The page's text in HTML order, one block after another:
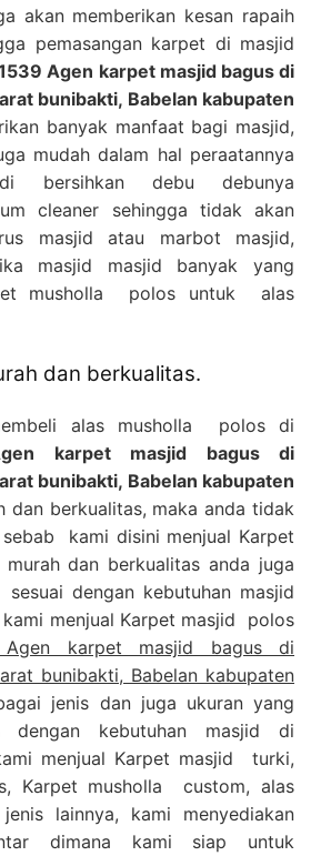
akan memberikan kesan rapaih
pemasangan karpet di masjid
Agen karpet masjid bagus di
bunibakti, Babelan kabupaten
banyak manfaat bagi masjid,
mudah dalam hal peraatannya
bersihkan debu debunya
cleaner sehingga tidak akan
masjid atau marbot masjid,
masjid masjid banyak yang
musholla polos untuk alas
dan berkualitas.
alas musholla polos di
karpet masjid bagus di
bunibakti, Babelan kabupaten
dan berkualitas, maka anda tidak
kami disini menjual Karpet
dan berkualitas anda juga
dengan kebutuhan masjid
menjual Karpet masjid polos
Agen karpet masjid bagus di
bunibakti, Babelan kabupaten
jenis dan juga ukuran yang
dengan kebutuhan masjid di
menjual Karpet masjid turki,
Karpet musholla custom, alas
lainnya, kami menyediakan
dimana kami siap untuk